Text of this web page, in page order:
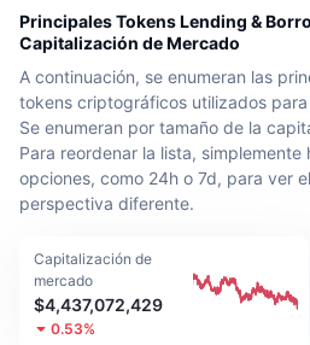
Imágenes antiguas
Desbloqueos de tokens
Activos del mundo real
Visión general del
Mercado Spot
Núm. de criptomonedas
Tesorerías de BNB
Más populares
Nuevo
Explorador de memes
Exchanges
Exchanges centralizados
Spot
Exchanges descentralizados
Comunidad
Feeds
Directos
API
Cripto API
Productos
Principales Tokens Lending &
Capitalización de Mercado
A continuación, se enumeran las
tokens criptográficos utilizados
Se enumeran por tamaño de la
Para reordenar la lista, simplemente
opciones, como 24h o 7d, para ver
perspectiva diferente.
Capitalización de
mercado
$4,437,072,429
0.53%